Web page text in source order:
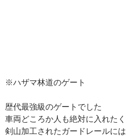
※ハザマ林道のゲート
歴代最強級のゲートでした
車両どころか人も絶対に入れた
剣山加工されたガードレールに